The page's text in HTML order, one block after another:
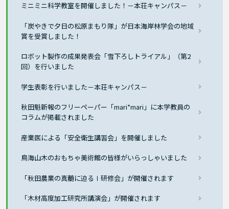
ミニミニ科学教室を開催しました！－本荘キャンパス－
「炭やきで夕日の松原まもり隊」が日本海岸林学会の地域
賞を受賞しました！
ロボット製作の成果発表会「雪下ろしトライアル」（第2
回）を行いました
学生表彰を行いました－本荘キャンパス－
秋田魁新報のフリーペーパー「mari*mari」に本学教員の
コラムが掲載されました
産業医による「安全衛生講習会」を開催しました
鳥海山木のおもちゃ美術館の皆様がいらっしゃいました
「秋田農業の真髄に迫るⅠ研修会」が開催されます
「木材高度加工研究所講演会」が開催されます